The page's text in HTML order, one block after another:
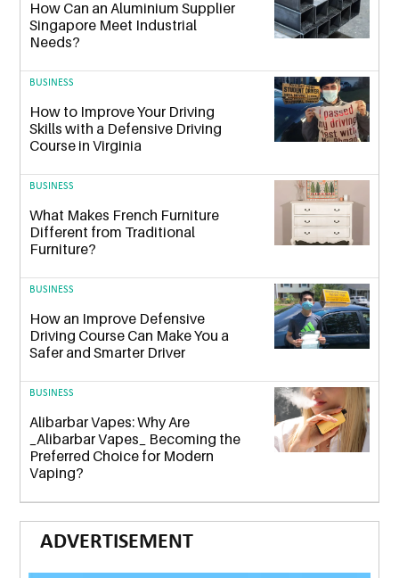
How Can an Aluminium Supplier
Singapore Meet Industrial
Needs?
BUSINESS
How to Improve Your Driving
Skills with a Defensive Driving
Course in Virginia
BUSINESS
What Makes French Furniture
Different from Traditional
Furniture?
BUSINESS
How an Improve Defensive
Driving Course Can Make You a
Safer and Smarter Driver
BUSINESS
Alibarbar Vapes: Why Are
_Alibarbar Vapes_ Becoming the
Preferred Choice for Modern
Vaping?
ADVERTISEMENT